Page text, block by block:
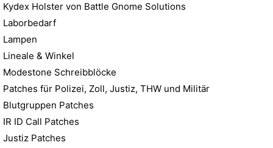
Kydex Holster von Battle Gnome Solutions
Laborbedarf
Lampen
Lineale & Winkel
Modestone Schreibblöcke
Patches für Polizei, Zoll, Justiz, THW und Militär
Blutgruppen Patches
IR ID Call Patches
Justiz Patches